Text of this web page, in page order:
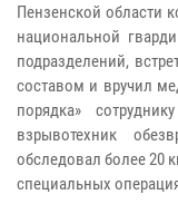
Пензенской области
национальной
подразделений,
составом и вручил
порядка»
взрывотехник
обследовал более 20
специальных